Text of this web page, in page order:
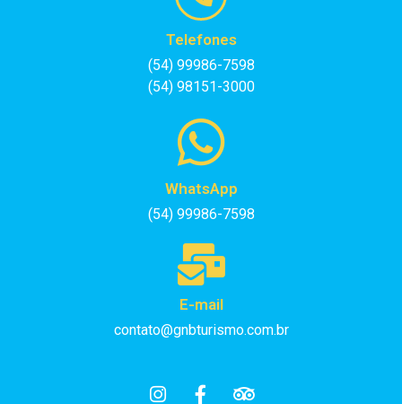
Telefones
(54) 99986-7598
(54) 98151-3000
WhatsApp
(54) 99986-7598
E-mail
contato@gnbturismo.com.br